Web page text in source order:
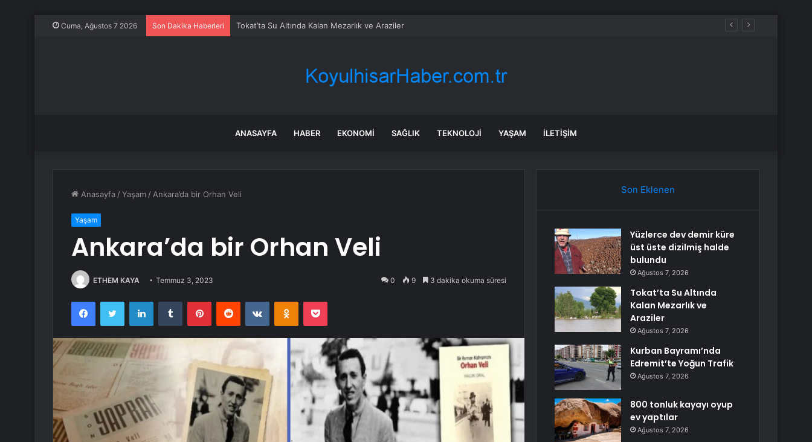
Cuma, Ağustos 7 2026 Son Dakika Haberleri Tokat’ta Su Altında Kalan Mezarlık ve Araziler
ANASAYFA HABER EKONOMI SAĞLIK TEKNOLOJI YAŞAM İLETIŞIM
Anasayfa /Yaşam / Ankara’da bir Orhan Veli
Yaşam
Ankara’da bir Orhan Veli
ETHEM KAYA Temmuz 3, 2023 0 9 3 dakika okuma süresi
FacebookTwitter LinkedInTumblr PinterestReddit VKontakteOdnoklassniki
Pocket
Son Eklenen
Yüzlerce dev demir küre
üst üste dizilmiş halde
bulundu
Ağustos 7, 2026
Tokat’ta Su Altında
Kalan Mezarlık ve
Araziler
Ağustos 7, 2026
Kurban Bayramı’nda
Edremit’te Yoğun Trafik
Ağustos 7, 2026
800 tonluk kayayı oyup
ev yaptılar
Ağustos 7, 2026